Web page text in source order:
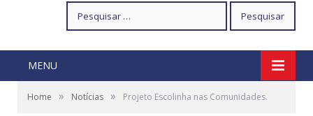
por:
MENU
Home » Notícias » Projeto Escolinha nas Comunidades.